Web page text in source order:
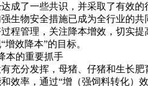
成了一些共识，并采取了有效
生物安全措施已成为全行业的
程管理，关注降本增效，切实
效降本”的目标。
本的重要抓手
充分发挥，母猪、仔猪和生长
效率，通过“增（强饲料转化）